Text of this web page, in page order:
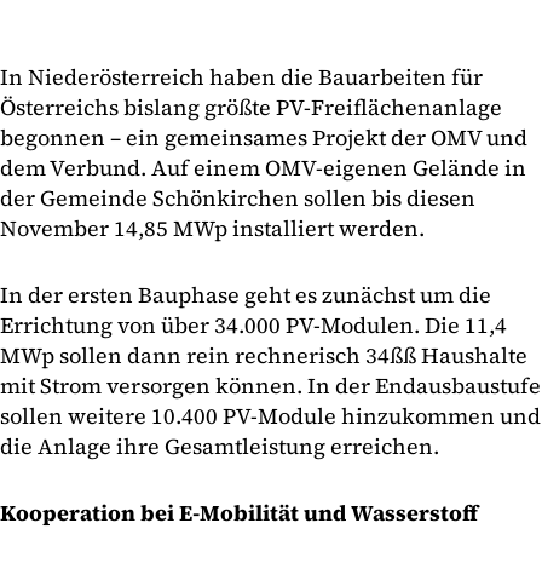
In Niederösterreich haben die Bauarbeiten für
Österreichs bislang größte PV-Freiflächenanlage
begonnen – ein gemeinsames Projekt der OMV und
dem Verbund. Auf einem OMV-eigenen Gelände in
der Gemeinde Schönkirchen sollen bis diesen
November 14,85 MWp installiert werden.
In der ersten Bauphase geht es zunächst um die
Errichtung von über 34.000 PV-Modulen. Die 11,4
MWp sollen dann rein rechnerisch 34ßß Haushalte
mit Strom versorgen können. In der Endausbaustufe
sollen weitere 10.400 PV-Module hinzukommen und
die Anlage ihre Gesamtleistung erreichen.
Kooperation bei E-Mobilität und Wasserstoff